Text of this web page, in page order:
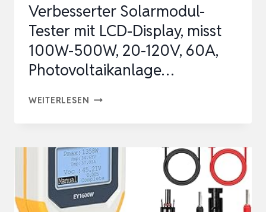
Verbesserter Solarmodul-
Tester mit LCD-Display, misst
100W-500W, 20-120V, 60A,
Photovoltaikanlage…
WEITERLESEN VERBESSERTER
MIT
LCD-
DISPLAY,
MISST